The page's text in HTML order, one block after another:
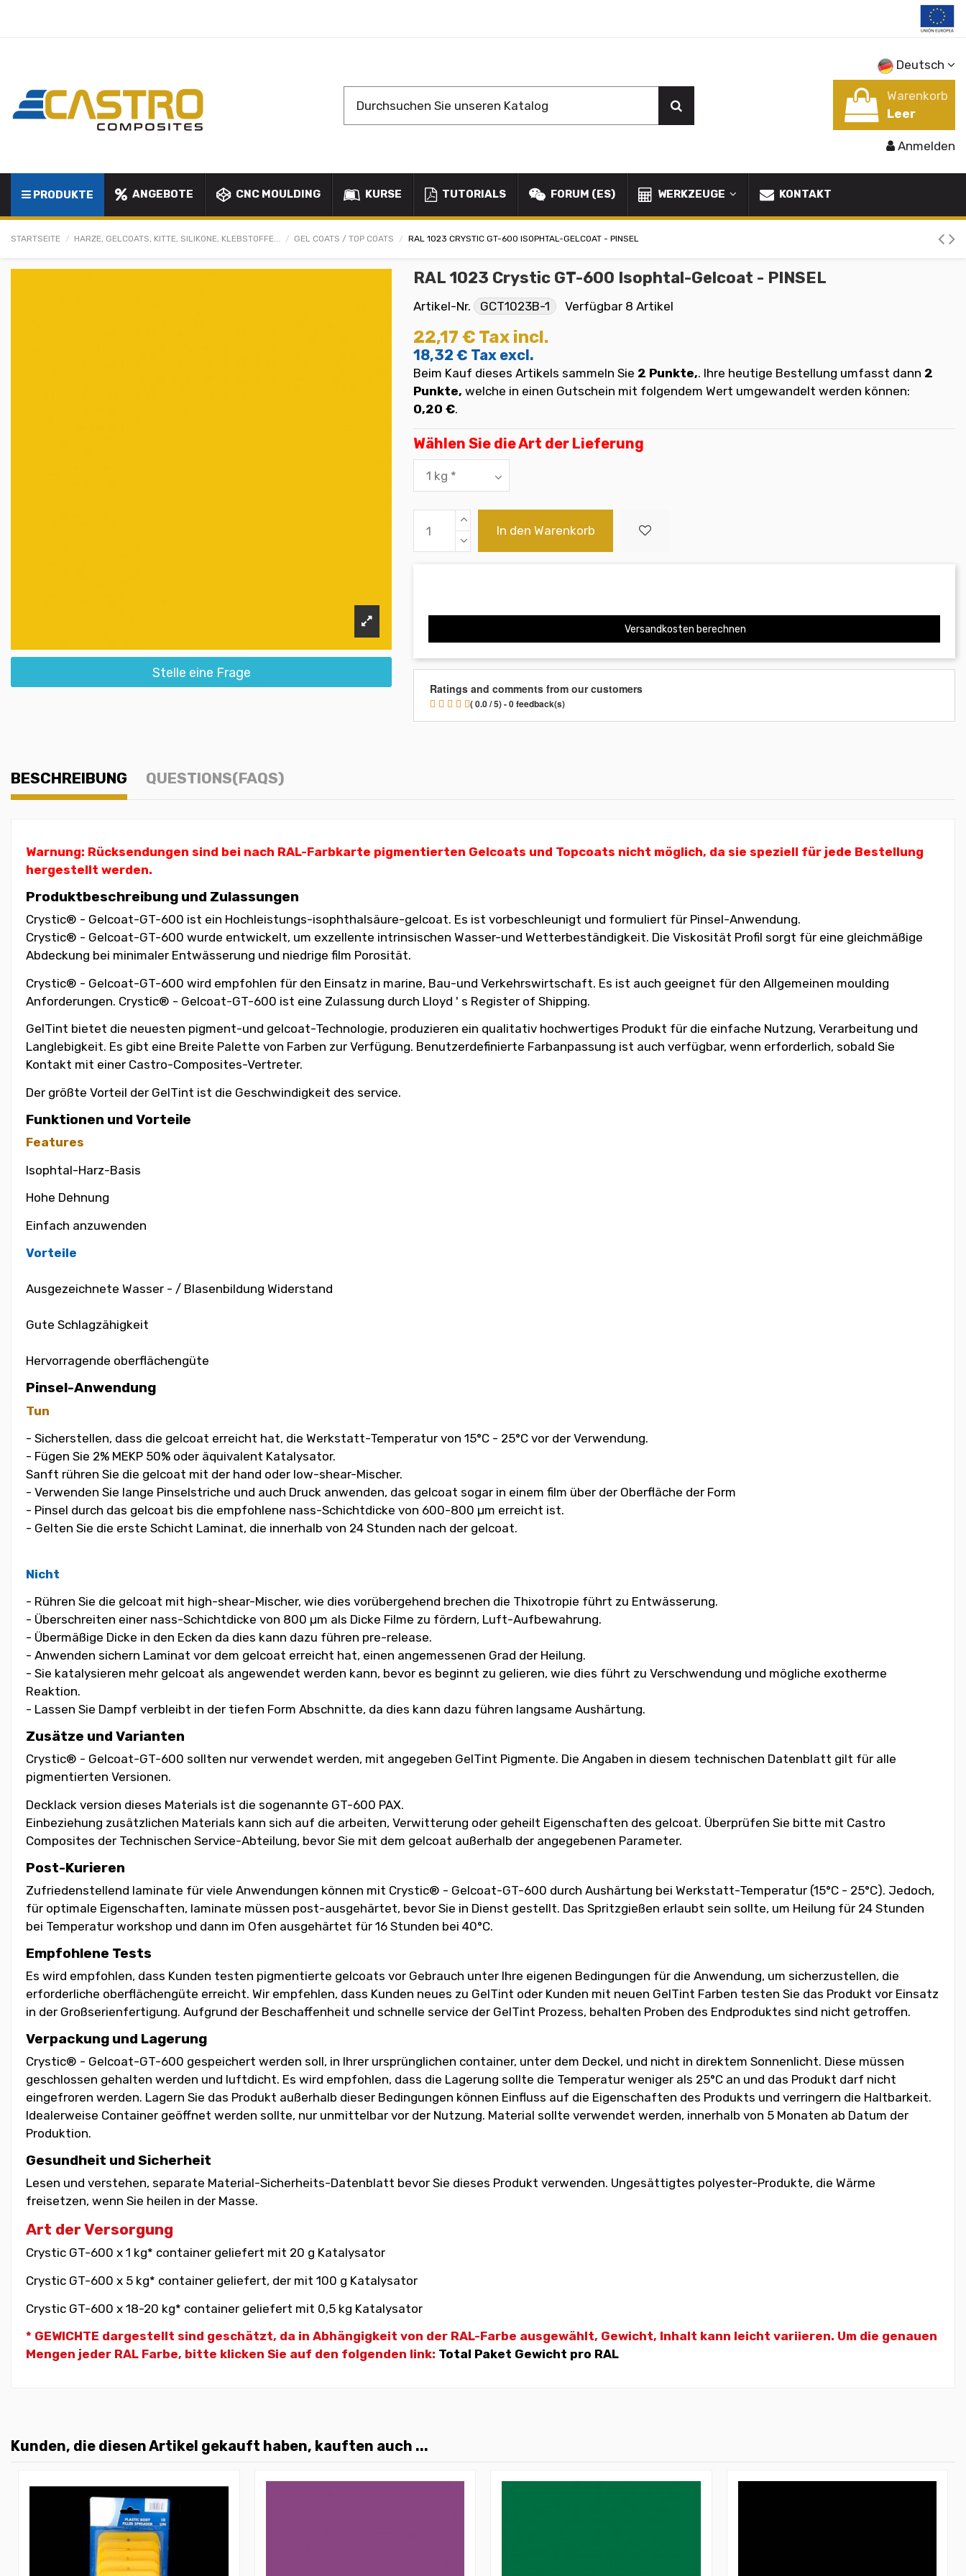
Deutsch
Warenkorb
Leer
Anmelden
PRODUKTE ANGEBOTE CNC MOULDING KURSE TUTORIALS FORUM (ES) WERKZEUGE KONTAKT
STARTSEITE HARZE, GELCOATS, KITTE, SILIKONE, KLEBSTOFFE... GEL COATS / TOP COATS RAL 1023 CRYSTIC GT-600 ISOPHTAL-GELCOAT - PINSEL
Stelle eine Frage
RAL 1023 Crystic GT-600 Isophtal-Gelcoat - PINSEL
Artikel-Nr. GCT1023B-1 Verfügbar 8 Artikel
22,17 € Tax incl.
18,32 € Tax excl.
Beim Kauf dieses Artikels sammeln Sie 2 Punkte,. Ihre heutige Bestellung umfasst dann 2
Punkte, welche in einen Gutschein mit folgendem Wert umgewandelt werden können:
0,20 €.
Wählen Sie die Art der Lieferung
In den Warenkorb
Versandkosten berechnen
Ratings and comments from our customers
( 0.0 / 5) - 0 feedback(s)
BESCHREIBUNG QUESTIONS(FAQS)
Warnung: Rücksendungen sind bei nach RAL-Farbkarte pigmentierten Gelcoats und Topcoats nicht möglich, da sie speziell für jede Bestellung
hergestellt werden.
Produktbeschreibung und Zulassungen
Crystic® - Gelcoat-GT-600 ist ein Hochleistungs-isophthalsäure-gelcoat. Es ist vorbeschleunigt und formuliert für Pinsel-Anwendung.
Crystic® - Gelcoat-GT-600 wurde entwickelt, um exzellente intrinsischen Wasser-und Wetterbeständigkeit. Die Viskosität Profil sorgt für eine gleichmäßige
Abdeckung bei minimaler Entwässerung und niedrige film Porosität.
Crystic® - Gelcoat-GT-600 wird empfohlen für den Einsatz in marine, Bau-und Verkehrswirtschaft. Es ist auch geeignet für den Allgemeinen moulding
Anforderungen. Crystic® - Gelcoat-GT-600 ist eine Zulassung durch Lloyd ' s Register of Shipping.
GelTint bietet die neuesten pigment-und gelcoat-Technologie, produzieren ein qualitativ hochwertiges Produkt für die einfache Nutzung, Verarbeitung und
Langlebigkeit. Es gibt eine Breite Palette von Farben zur Verfügung. Benutzerdefinierte Farbanpassung ist auch verfügbar, wenn erforderlich, sobald Sie
Kontakt mit einer Castro-Composites-Vertreter.
Der größte Vorteil der GelTint ist die Geschwindigkeit des service.
Funktionen und Vorteile
Features
Isophtal-Harz-Basis
Hohe Dehnung
Einfach anzuwenden
Vorteile
Ausgezeichnete Wasser - / Blasenbildung Widerstand
Gute Schlagzähigkeit
Hervorragende oberflächengüte
Pinsel-Anwendung
Tun
- Sicherstellen, dass die gelcoat erreicht hat, die Werkstatt-Temperatur von 15°C - 25°C vor der Verwendung.
- Fügen Sie 2% MEKP 50% oder äquivalent Katalysator.
Sanft rühren Sie die gelcoat mit der hand oder low-shear-Mischer.
- Verwenden Sie lange Pinselstriche und auch Druck anwenden, das gelcoat sogar in einem film über der Oberfläche der Form
- Pinsel durch das gelcoat bis die empfohlene nass-Schichtdicke von 600-800 µm erreicht ist.
- Gelten Sie die erste Schicht Laminat, die innerhalb von 24 Stunden nach der gelcoat.
Nicht
- Rühren Sie die gelcoat mit high-shear-Mischer, wie dies vorübergehend brechen die Thixotropie führt zu Entwässerung.
- Überschreiten einer nass-Schichtdicke von 800 µm als Dicke Filme zu fördern, Luft-Aufbewahrung.
- Übermäßige Dicke in den Ecken da dies kann dazu führen pre-release.
- Anwenden sichern Laminat vor dem gelcoat erreicht hat, einen angemessenen Grad der Heilung.
- Sie katalysieren mehr gelcoat als angewendet werden kann, bevor es beginnt zu gelieren, wie dies führt zu Verschwendung und mögliche exotherme
Reaktion.
- Lassen Sie Dampf verbleibt in der tiefen Form Abschnitte, da dies kann dazu führen langsame Aushärtung.
Zusätze und Varianten
Crystic® - Gelcoat-GT-600 sollten nur verwendet werden, mit angegeben GelTint Pigmente. Die Angaben in diesem technischen Datenblatt gilt für alle
pigmentierten Versionen.
Decklack version dieses Materials ist die sogenannte GT-600 PAX.
Einbeziehung zusätzlichen Materials kann sich auf die arbeiten, Verwitterung oder geheilt Eigenschaften des gelcoat. Überprüfen Sie bitte mit Castro
Composites der Technischen Service-Abteilung, bevor Sie mit dem gelcoat außerhalb der angegebenen Parameter.
Post-Kurieren
Zufriedenstellend laminate für viele Anwendungen können mit Crystic® - Gelcoat-GT-600 durch Aushärtung bei Werkstatt-Temperatur (15°C - 25°C). Jedoch,
für optimale Eigenschaften, laminate müssen post-ausgehärtet, bevor Sie in Dienst gestellt. Das Spritzgießen erlaubt sein sollte, um Heilung für 24 Stunden
bei Temperatur workshop und dann im Ofen ausgehärtet für 16 Stunden bei 40°C.
Empfohlene Tests
Es wird empfohlen, dass Kunden testen pigmentierte gelcoats vor Gebrauch unter Ihre eigenen Bedingungen für die Anwendung, um sicherzustellen, die
erforderliche oberflächengüte erreicht. Wir empfehlen, dass Kunden neues zu GelTint oder Kunden mit neuen GelTint Farben testen Sie das Produkt vor Einsatz
in der Großserienfertigung. Aufgrund der Beschaffenheit und schnelle service der GelTint Prozess, behalten Proben des Endproduktes sind nicht getroffen.
Verpackung und Lagerung
Crystic® - Gelcoat-GT-600 gespeichert werden soll, in Ihrer ursprünglichen container, unter dem Deckel, und nicht in direktem Sonnenlicht. Diese müssen
geschlossen gehalten werden und luftdicht. Es wird empfohlen, dass die Lagerung sollte die Temperatur weniger als 25°C an und das Produkt darf nicht
eingefroren werden. Lagern Sie das Produkt außerhalb dieser Bedingungen können Einfluss auf die Eigenschaften des Produkts und verringern die Haltbarkeit.
Idealerweise Container geöffnet werden sollte, nur unmittelbar vor der Nutzung. Material sollte verwendet werden, innerhalb von 5 Monaten ab Datum der
Produktion.
Gesundheit und Sicherheit
Lesen und verstehen, separate Material-Sicherheits-Datenblatt bevor Sie dieses Produkt verwenden. Ungesättigtes polyester-Produkte, die Wärme
freisetzen, wenn Sie heilen in der Masse.
Art der Versorgung
Crystic GT-600 x 1 kg* container geliefert mit 20 g Katalysator
Crystic GT-600 x 5 kg* container geliefert, der mit 100 g Katalysator
Crystic GT-600 x 18-20 kg* container geliefert mit 0,5 kg Katalysator
* GEWICHTE dargestellt sind geschätzt, da in Abhängigkeit von der RAL-Farbe ausgewählt, Gewicht, Inhalt kann leicht variieren. Um die genauen
Mengen jeder RAL Farbe, bitte klicken Sie auf den folgenden link: Total Paket Gewicht pro RAL
Kunden, die diesen Artikel gekauft haben, kauften auch ...